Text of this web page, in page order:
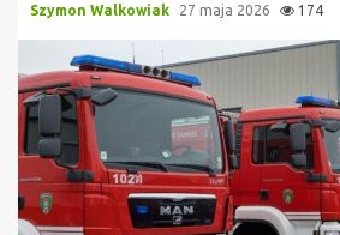
Szymon Walkowiak 27 maja 2026 174